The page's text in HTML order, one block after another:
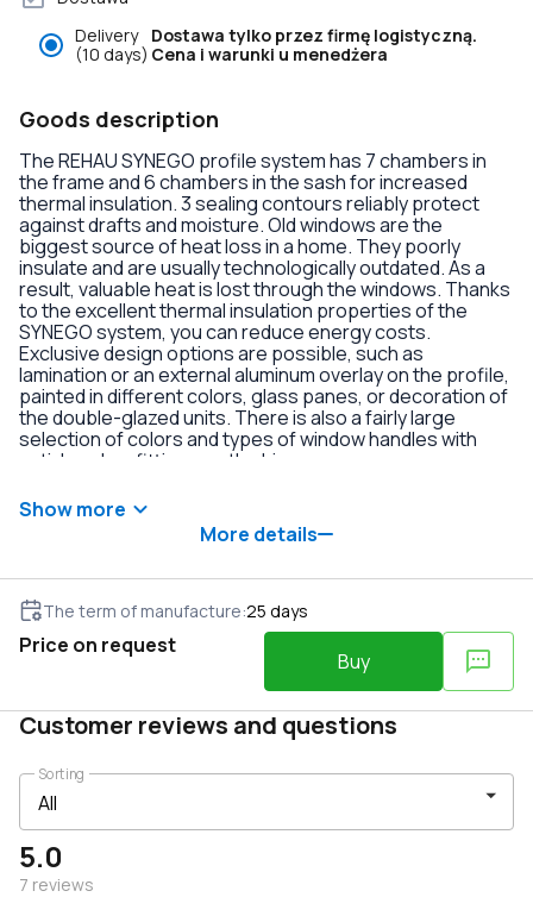
Delivery
(10 days)
Dostawa tylko przez firmę logistyczną.
Cena i warunki u menedżera
Goods description
The REHAU SYNEGO profile system has 7 chambers in
the frame and 6 chambers in the sash for increased
thermal insulation. 3 sealing contours reliably protect
against drafts and moisture. Old windows are the
biggest source of heat loss in a home. They poorly
insulate and are usually technologically outdated. As a
result, valuable heat is lost through the windows. Thanks
to the excellent thermal insulation properties of the
SYNEGO system, you can reduce energy costs.
Exclusive design options are possible, such as
lamination or an external aluminum overlay on the profile,
painted in different colors, glass panes, or decoration of
the double-glazed units. There is also a fairly large
selection of colors and types of window handles with
anti-burglary fittings on the hinges.
Show more
More details
The term of manufacture:25 days
Price on request
Buy
Customer reviews and questions
5.0
7 reviews
Sorting